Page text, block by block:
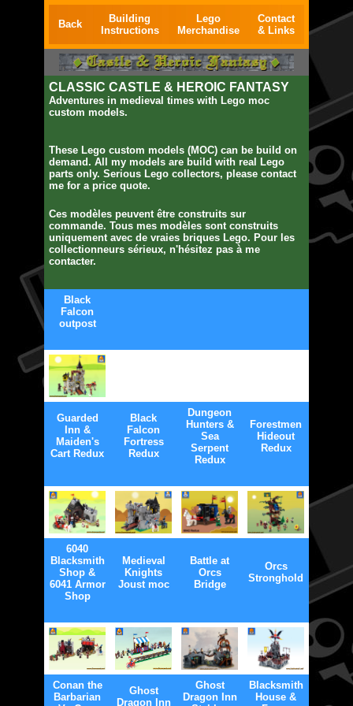
Back
Building
Instructions
Lego
Merchandise
Contact
& Links
CLASSIC CASTLE & HEROIC FANTASY
Adventures in medieval times with Lego moc
custom models.
These Lego custom models (MOC) can be build on
demand. All my models are build with real Lego
parts only. Serious Lego collectors, p lease contact
me for a price quote.
Ces modèles peuvent être construits sur
commande. Tous mes modèles sont construits
uniquement avec de vraies briques Lego. Pour les
collectionneurs sérieux, n'hésitez pas à me
contacter.
Black
Falcon
outpost
Guarded
Inn &
Maiden's
Cart Redux
Black
Falcon
Fortress
Redux
Dungeon
Hunters &
Sea
Serpent
Redux
Forestmen
Hideout
Redux
6040
Blacksmith
Shop &
6041 Armor
Shop
Medieval
Knights
Joust moc
Battle at
Orcs
Bridge
Orcs
Stronghold
Conan the
Barbarian
Ghost
Dragon Inn
Ghost
Dragon Inn
Blacksmith
House &